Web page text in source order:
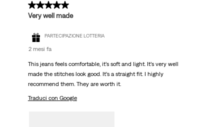
5 su 5 stelle.
Very well made
PARTECIPAZIONE LOTTERIA
2 mesi fa
This jeans feels comfortable, it’s soft and light. It’s very well
made the stitches look good. It’s a straight fit. I highly
recommend them. They are worth it.
Traduci con Google